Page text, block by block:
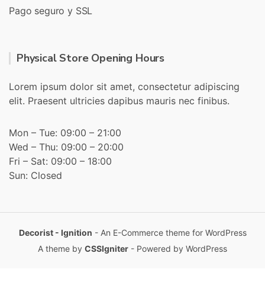
Pago seguro y SSL
Physical Store Opening Hours
Lorem ipsum dolor sit amet, consectetur adipiscing
elit. Praesent ultricies dapibus mauris nec finibus.
Mon – Tue: 09:00 – 21:00
Wed – Thu: 09:00 – 20:00
Fri – Sat: 09:00 – 18:00
Sun: Closed
Decorist - Ignition - An E-Commerce theme for WordPress
A theme by CSSIgniter - Powered by WordPress